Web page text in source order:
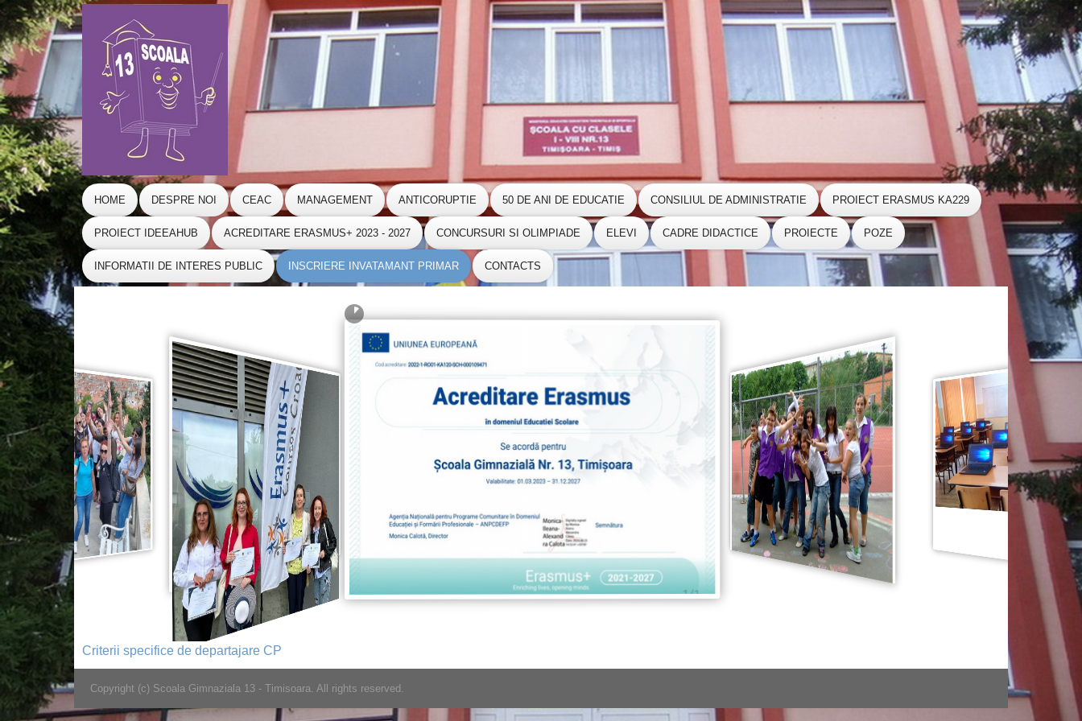
HOME DESPRE NOI CEAC MANAGEMENT ANTICORUPTIE 50 DE ANI DE EDUCATIE CONSILIUL DE ADMINISTRATIE PROIECT ERASMUS KA229
PROIECT IDEEAHUB ACREDITARE ERASMUS+ 2023 - 2027 CONCURSURI SI OLIMPIADE ELEVI CADRE DIDACTICE PROIECTE POZE
INFORMATII DE INTERES PUBLIC INSCRIERE INVATAMANT PRIMAR CONTACTS
Criterii specifice de departajare CP
Copyright (c) Scoala Gimnaziala 13 - Timisoara. All rights reserved.